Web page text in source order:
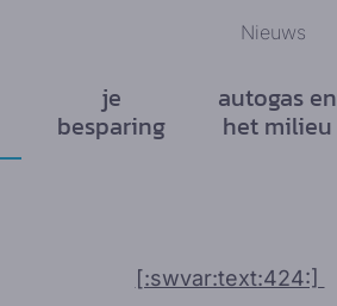
Nieuws
je
besparing
autogas en
het milieu
[:swvar:text:424:]